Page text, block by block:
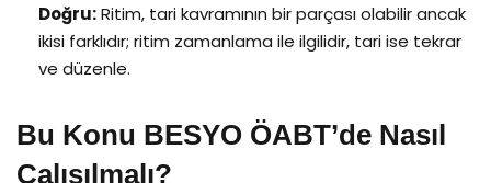
Doğru:Ritim, tari kavramının bir parçası olabilir ancak
ikisi farklıdır; ritim zamanlama ile ilgilidir, tari ise tekrar
ve düzenle.
Bu Konu BESYO ÖABT’de Nasıl
Çalışılmalı?